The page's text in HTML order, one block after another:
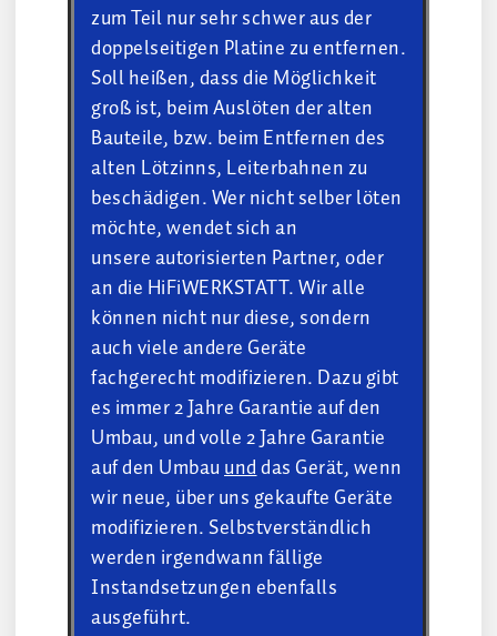
zum Teil nur sehr schwer aus der
doppelseitigen Platine zu entfernen.
Soll heißen, dass die Möglichkeit
groß ist, beim Auslöten der alten
Bauteile, bzw. beim Entfernen des
alten Lötzinns, Leiterbahnen zu
beschädigen. Wer nicht selber löten
möchte, wendet sich an
unsereautorisierten Partner, oder
an die HiFiWERKSTATT. Wir alle
können nicht nur diese, sondern
auch viele andere Geräte
fachgerecht modifizieren. Dazu gibt
es immer 2 Jahre Garantie auf den
Umbau, und volle 2 Jahre Garantie
auf den Umbauunddas Gerät, wenn
wir neue, über uns gekaufte Geräte
modifizieren. Selbstverständlich
werden irgendwann fällige
Instandsetzungen ebenfalls
ausgeführt.